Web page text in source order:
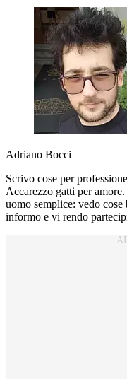
Adriano Bocci
Scrivo cose per
Accarezzo gatti per
uomo semplice: vedo
informo e vi rendo